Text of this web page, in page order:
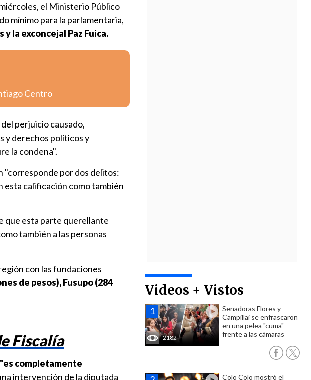
Videos + Vistos
2182
Senadoras Flores y
Campillai se enfrascaron
en una pelea "cuma"
frente a las cámaras
Colo Colo mostró el
el Ministerio Público
mínimo para la parlamentaria,
la exconcejal Paz Fuica.
Centro
perjuicio causado,
y derechos políticos y
la condena".
"corresponde por dos delitos:
esta calificación como también
que esta parte querellante
también a las personas
con las fundaciones
de pesos), Fusupo (284
Fiscalía
completamente
intervención de la diputada